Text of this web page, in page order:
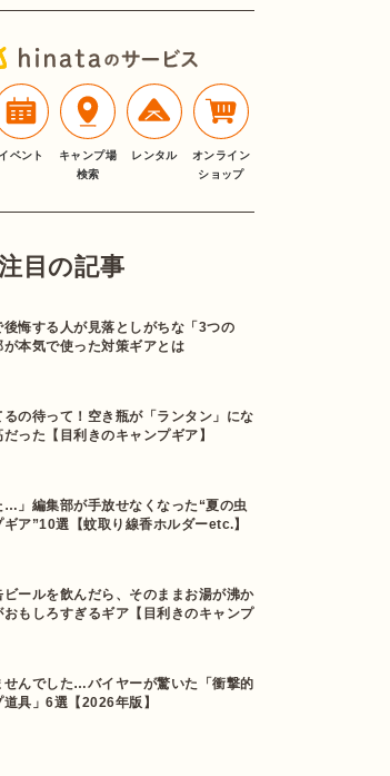
イベント
キャンプ場
検索
レンタル
オンライン
ショップ
目の記事
後悔する人が見落としがちな「3つの
が本気で使った対策ギアとは
るの待って！空き瓶が「ランタン」にな
った【目利きのキャンプギア】
…」編集部が手放せなくなった“夏の虫
ア”10選【蚊取り線香ホルダーetc.】
ビールを飲んだら、そのままお湯が沸か
おもしろすぎるギア【目利きのキャンプ
せんでした…バイヤーが驚いた「衝撃的
具」6選【2026年版】